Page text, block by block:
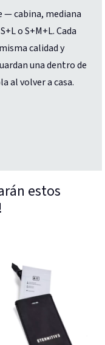
— cabina, mediana
o S+M+L. Cada
calidad y
una dentro de
al volver a casa.
estos